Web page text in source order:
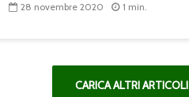
28 novembre 2020 1 min.
CARICA ALTRI ARTICOLI